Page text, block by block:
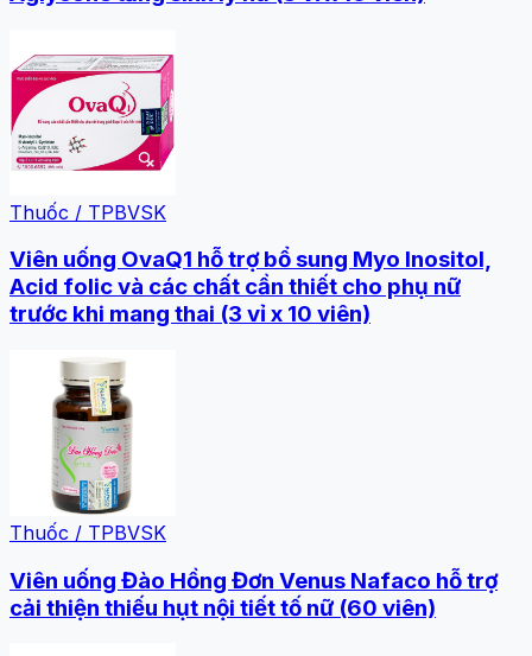
Thuốc / TPBVSK
Viên uống OvaQ1 hỗ trợ bổ sung Myo Inositol,
Acid folic và các chất cần thiết cho phụ nữ
trước khi mang thai (3 vỉ x 10 viên)
Thuốc / TPBVSK
Viên uống Đào Hồng Đơn Venus Nafaco hỗ trợ
cải thiện thiếu hụt nội tiết tố nữ (60 viên)